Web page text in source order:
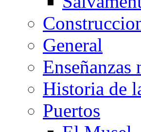
General
Historia de
Puertos